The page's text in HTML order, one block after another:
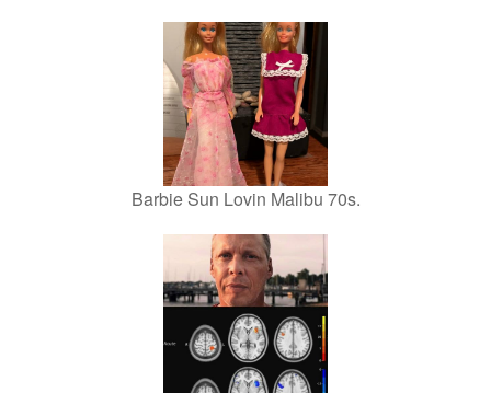
Barbie Sun Lovin Malibu 70s.